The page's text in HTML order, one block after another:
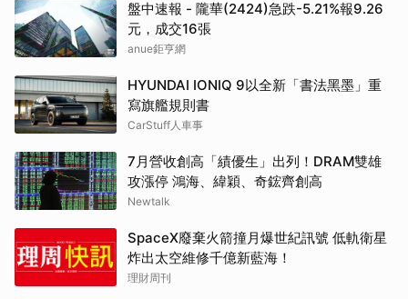
盤中速報 - 隴華(2424)急跌-5.21%報9.26
元，成交16張
anue鉅亨網
HYUNDAI IONIQ 9以全新「書法黑墨」重
寫旗艦規則書
CarStuff人車事
7月營收創高「績優生」出列！DRAM雙雄
攻漲停 鴻海、緯穎、奇鋐齊創高
Newtalk
SpaceX廢棄火箭撞月爆世紀訊號 低軌衛星
炸出太空維修千億新藍海！
理財周刊